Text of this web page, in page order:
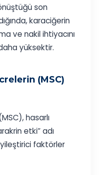
son
karaciğerin
ve nakil ihtiyacını
yüksektir.
(MSC)
hasarlı
etki” adı
faktörler